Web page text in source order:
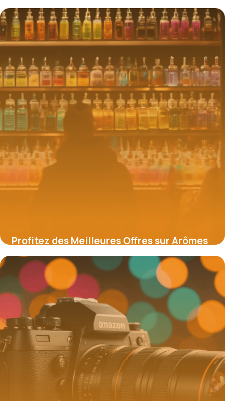
Profitez des Meilleures Offres sur Arômes
et Liquides grâce aux Codes Promo
16 juin 2026